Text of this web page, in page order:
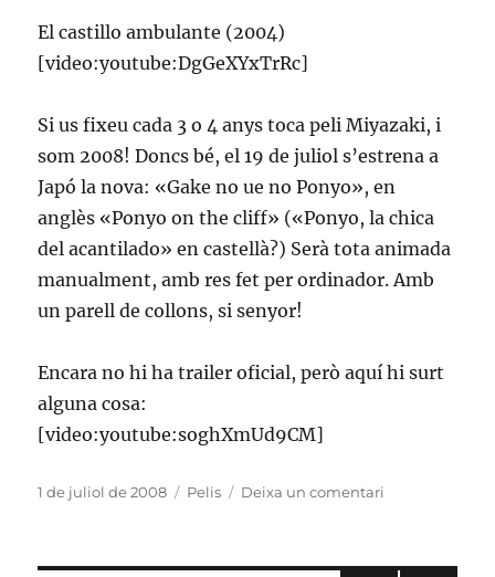
El castillo ambulante (2004)
[video:youtube:DgGeXYxTrRc]
Si us fixeu cada 3 o 4 anys toca peli Miyazaki, i
som 2008! Doncs bé, el 19 de juliol s’estrena a
Japó la nova: «Gake no ue no Ponyo», en
anglès «Ponyo on the cliff» («Ponyo, la chica
del acantilado» en castellà?) Serà tota animada
manualment, amb res fet per ordinador. Amb
un parell de collons, si senyor!
Encara no hi ha trailer oficial, però aquí hi surt
alguna cosa:
[video:youtube:soghXmUd9CM]
Publicat
1 de juliol de 2008 Categories
Pelis Deixa un comentari